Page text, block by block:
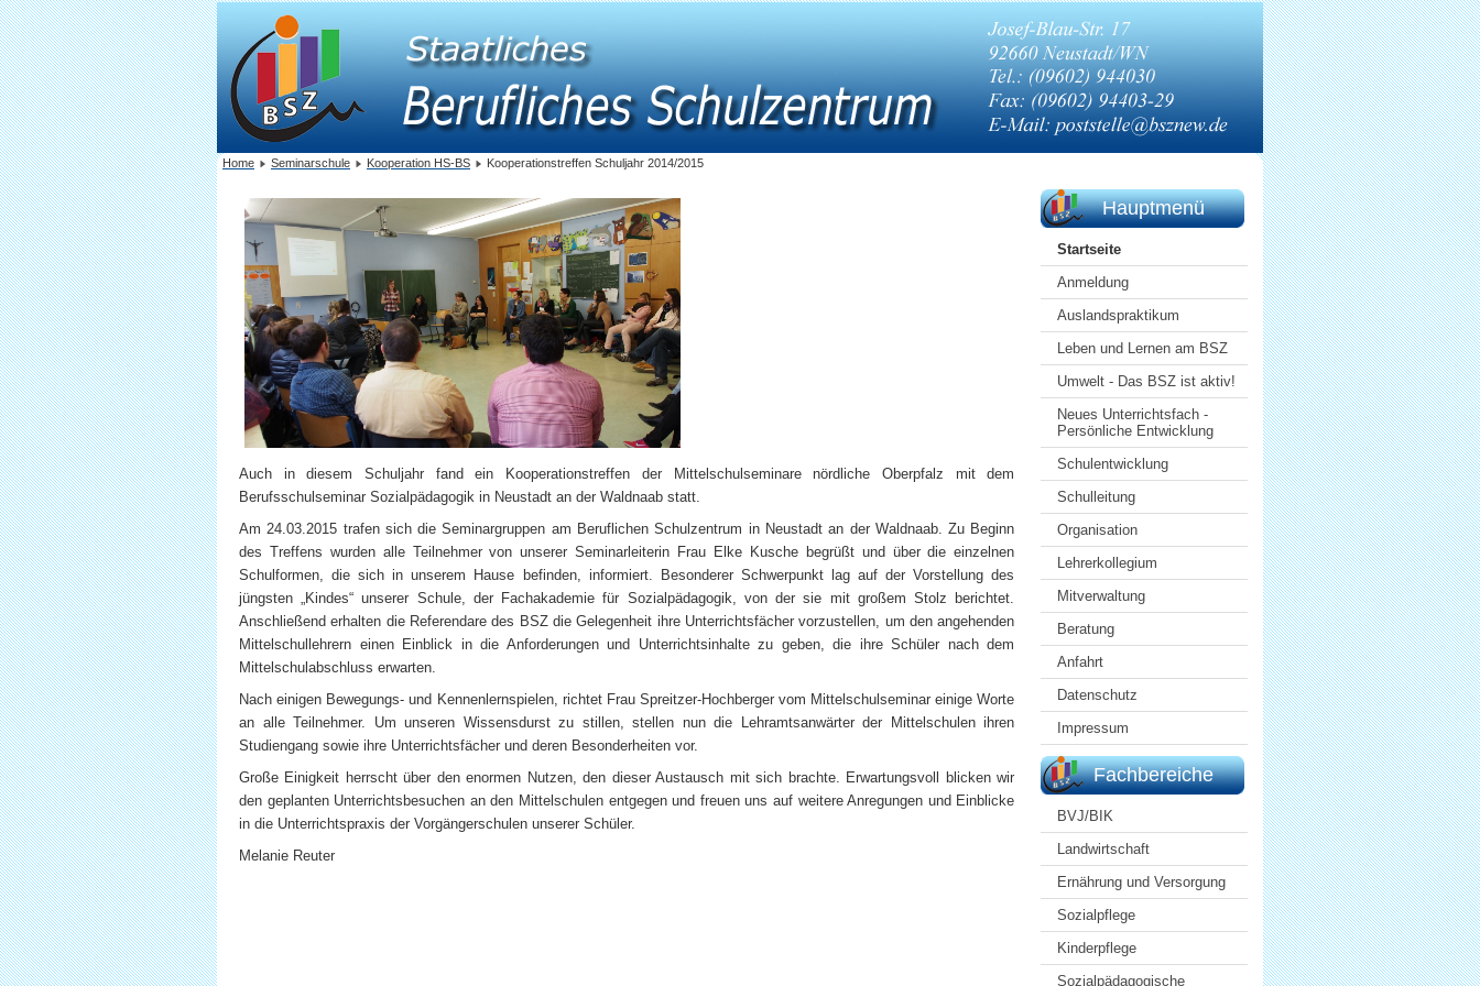
Home Seminarschule Kooperation HS-BS Kooperationstreffen Schuljahr 2014/2015
Auch in diesem Schuljahr fand ein Kooperationstreffen der Mittelschulseminare nördliche Oberpfalz mit dem
Berufsschulseminar Sozialpädagogik in Neustadt an der Waldnaab statt.
Am 24.03.2015 trafen sich die Seminargruppen am Beruflichen Schulzentrum in Neustadt an der Waldnaab. Zu Beginn
des Treffens wurden alle Teilnehmer von unserer Seminarleiterin Frau Elke Kusche begrüßt und über die einzelnen
Schulformen, die sich in unserem Hause befinden, informiert. Besonderer Schwerpunkt lag auf der Vorstellung des
jüngsten „Kindes“ unserer Schule, der Fachakademie für Sozialpädagogik, von der sie mit großem Stolz berichtet.
Anschließend erhalten die Referendare des BSZ die Gelegenheit ihre Unterrichtsfächer vorzustellen, um den angehenden
Mittelschullehrern einen Einblick in die Anforderungen und Unterrichtsinhalte zu geben, die ihre Schüler nach dem
Mittelschulabschluss erwarten.
Nach einigen Bewegungs- und Kennenlernspielen, richtet Frau Spreitzer-Hochberger vom Mittelschulseminar einige Worte
an alle Teilnehmer. Um unseren Wissensdurst zu stillen, stellen nun die Lehramtsanwärter der Mittelschulen ihren
Studiengang sowie ihre Unterrichtsfächer und deren Besonderheiten vor.
Große Einigkeit herrscht über den enormen Nutzen, den dieser Austausch mit sich brachte. Erwartungsvoll blicken wir
den geplanten Unterrichtsbesuchen an den Mittelschulen entgegen und freuen uns auf weitere Anregungen und Einblicke
in die Unterrichtspraxis der Vorgängerschulen unserer Schüler.
Melanie Reuter
Hauptmenü
Startseite
Anmeldung
Auslandspraktikum
Leben und Lernen am BSZ
Umwelt - Das BSZ ist aktiv!
Neues Unterrichtsfach -
Persönliche Entwicklung
Schulentwicklung
Schulleitung
Organisation
Lehrerkollegium
Mitverwaltung
Beratung
Anfahrt
Datenschutz
Impressum
Fachbereiche
BVJ/BIK
Landwirtschaft
Ernährung und Versorgung
Sozialpflege
Kinderpflege
Sozialpädagogische